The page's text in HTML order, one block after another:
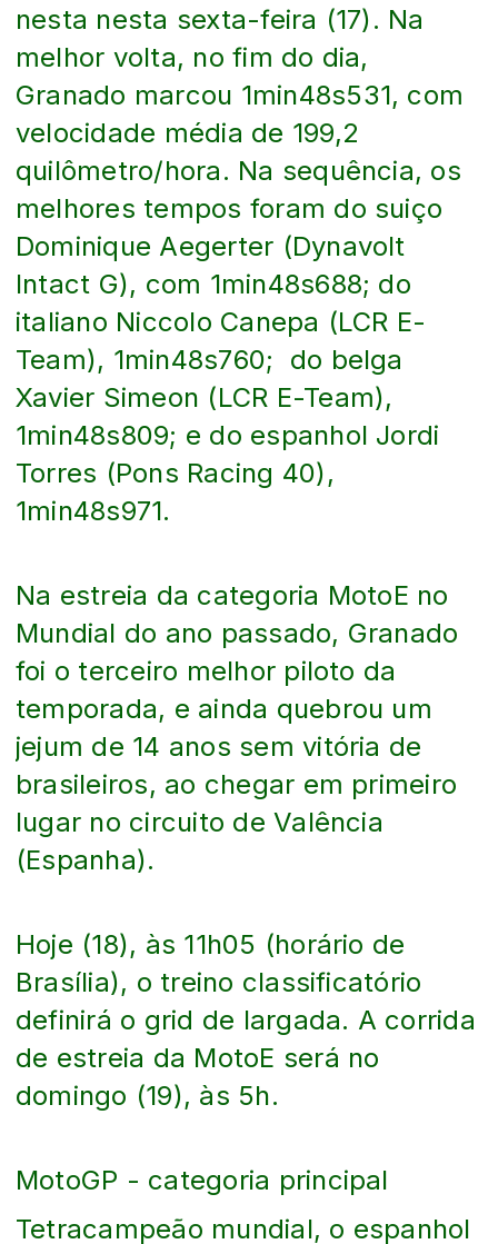
nesta nesta sexta-feira (17). Na
melhor volta, no fim do dia,
Granado marcou 1min48s531, com
velocidade média de 199,2
quilômetro/hora. Na sequência, os
melhores tempos foram do suiço
Dominique Aegerter (Dynavolt
Intact G), com 1min48s688; do
italiano Niccolo Canepa (LCR E-
Team), 1min48s760; do belga
Xavier Simeon (LCR E-Team),
1min48s809; e do espanhol Jordi
Torres (Pons Racing 40),
1min48s971.
Na estreia da categoria MotoE no
Mundial do ano passado, Granado
foi o terceiro melhor piloto da
temporada, e ainda quebrou um
jejum de 14 anos sem vitória de
brasileiros, ao chegar em primeiro
lugar no circuito de Valência
(Espanha).
Hoje (18), às 11h05 (horário de
Brasília), o treino classificatório
definirá o grid de largada. A corrida
de estreia da MotoE será no
domingo (19), às 5h.
MotoGP - categoria principal
Tetracampeão mundial, o espanhol